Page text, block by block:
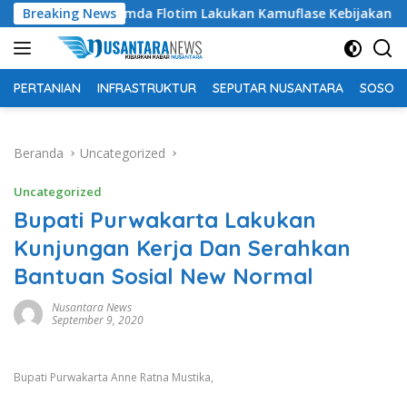
Langsung
ke
konten
Breaking News
Pemda Flotim Lakukan Kamuflase Kebijakan Politik
PERTANIAN INFRASTRUKTUR SEPUTAR NUSANTARA SOSOK
Beranda Uncategorized
Uncategorized
Bupati Purwakarta Lakukan
Kunjungan Kerja Dan Serahkan
Bantuan Sosial New Normal
Nusantara News
September 9, 2020
Bupati Purwakarta Anne Ratna Mustika,